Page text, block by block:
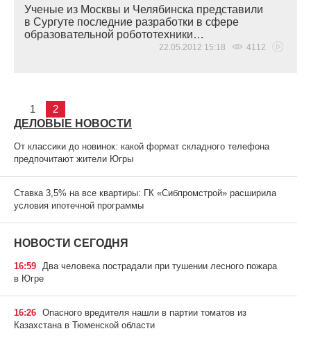
Ученые из Москвы и Челябинска представили
в Сургуте последние разработки в сфере
образовательной робототехники…
22.05.2012 15:18 4112
1 2
ДЕЛОВЫЕ НОВОСТИ
От классики до новинок: какой формат складного телефона
предпочитают жители Югры
Ставка 3,5% на все квартиры: ГК «Сибпромстрой» расширила
условия ипотечной программы
НОВОСТИ СЕГОДНЯ
16:59 Два человека пострадали при тушении лесного пожара
в Югре
16:26 Опасного вредителя нашли в партии томатов из
Казахстана в Тюменской области